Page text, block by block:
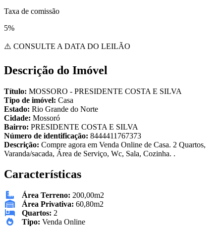
Taxa de comissão
5%
⚠️ CONSULTE A DATA DO LEILÃO
Descrição do Imóvel
Título: MOSSORO - PRESIDENTE COSTA E SILVA
Tipo de imóvel: Casa
Estado: Rio Grande do Norte
Cidade: Mossoró
Bairro: PRESIDENTE COSTA E SILVA
Número de identificação: 8444411767373
Descrição: Compre agora em Venda Online de Casa. 2 Quartos,
Varanda/sacada, Área de Serviço, Wc, Sala, Cozinha. .
Características
Área Terreno: 200,00m2
Área Privativa: 60,80m2
Quartos: 2
Tipo: Venda Online